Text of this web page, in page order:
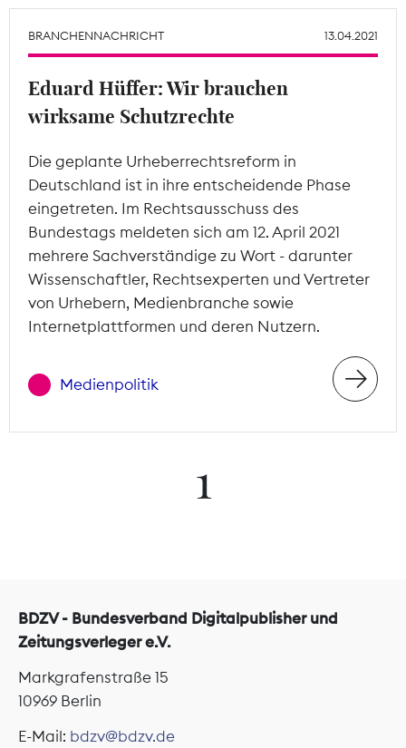
BRANCHENNACHRICHT 13.04.2021
Eduard Hüffer: Wir brauchen
wirksame Schutzrechte
Die geplante Urheberrechtsreform in
Deutschland ist in ihre entscheidende Phase
eingetreten. Im Rechtsausschuss des
Bundestags meldeten sich am 12. April 2021
mehrere Sachverständige zu Wort - darunter
Wissenschaftler, Rechtsexperten und Vertreter
von Urhebern, Medienbranche sowie
Internetplattformen und deren Nutzern.
Medienpolitik
1
BDZV - Bundesverband Digitalpublisher und
Zeitungsverleger e.V.
Markgrafenstraße 15
10969 Berlin
E-Mail: bdzv@bdzv.de